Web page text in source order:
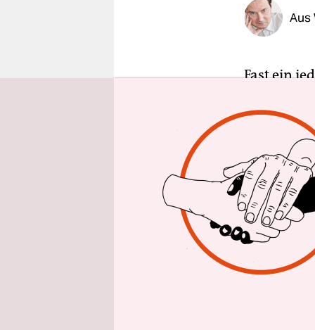
Aus
Fast ein
sagen?
Arbeiten
Gespräch
Der
die
kann es
nach